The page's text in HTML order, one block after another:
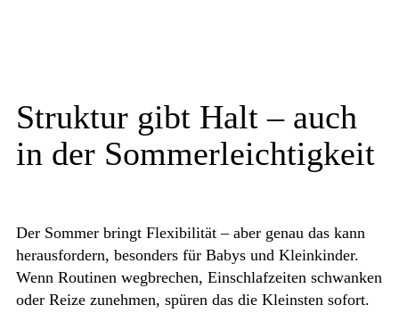
Struktur gibt Halt – auch
in der Sommerleichtigkeit
Der Sommer bringt Flexibilität – aber genau das kann
herausfordern, besonders für Babys und Kleinkinder.
Wenn Routinen wegbrechen, Einschlafzeiten schwanken
oder Reize zunehmen, spüren das die Kleinsten sofort.